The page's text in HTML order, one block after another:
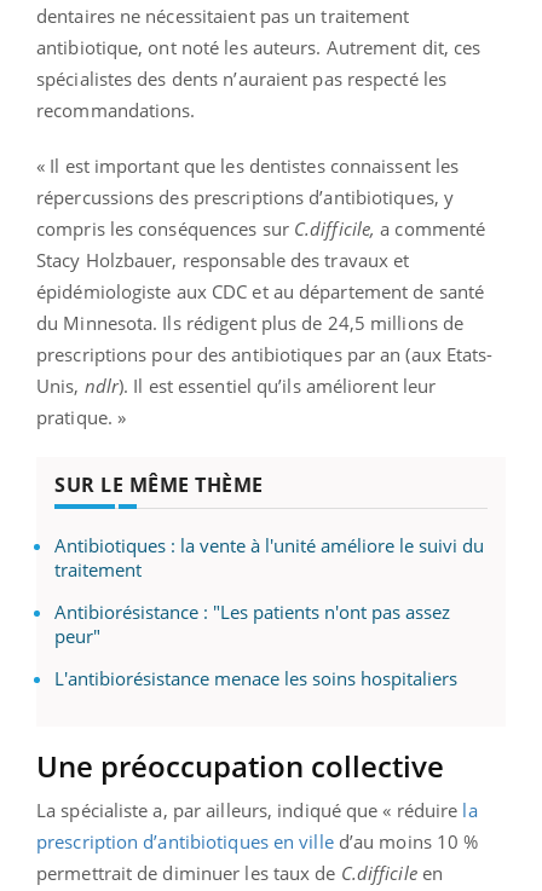
dentaires ne nécessitaient pas un traitement
antibiotique, ont noté les auteurs. Autrement dit, ces
spécialistes des dents n’auraient pas respecté les
recommandations.
« Il est important que les dentistes connaissent les
répercussions des prescriptions d’antibiotiques, y
compris les conséquences sur C.difficile,a commenté
Stacy Holzbauer, responsable des travaux et
épidémiologiste aux CDC et au département de santé
du Minnesota. Ils rédigent plus de 24,5 millions de
prescriptions pour des antibiotiques par an (aux Etats-
Unis, ndlr). Il est essentiel qu’ils améliorent leur
pratique. »
SUR LE MÊME THÈME
Antibiotiques : la vente à l'unité améliore le suivi du
traitement
Antibiorésistance : "Les patients n'ont pas assez
peur"
L'antibiorésistance menace les soins hospitaliers
Une préoccupation collective
La spécialiste a, par ailleurs, indiqué que « réduire la
prescription d’antibiotiques en villed’au moins 10 %
permettrait de diminuer les taux de C.difficileen